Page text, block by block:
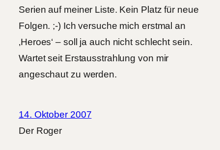
Serien auf meiner Liste. Kein Platz für neue
Folgen. ;-) Ich versuche mich erstmal an
‚Heroes‘ – soll ja auch nicht schlecht sein.
Wartet seit Erstausstrahlung von mir
angeschaut zu werden.
14. Oktober 2007
Der Roger